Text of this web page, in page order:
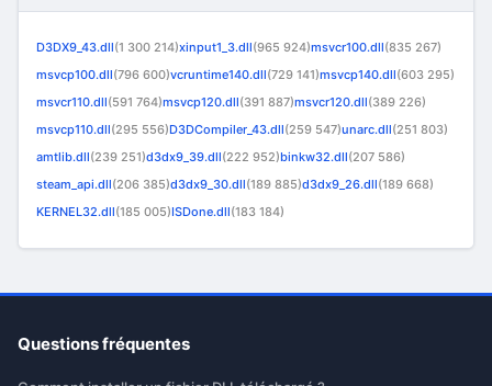
D3DX9_43.dll(1 300 214)xinput1_3.dll(965 924)msvcr100.dll(835 267)
msvcp100.dll(796 600)vcruntime140.dll(729 141)msvcp140.dll(603 295)
msvcr110.dll(591 764)msvcp120.dll(391 887)msvcr120.dll(389 226)
msvcp110.dll(295 556)D3DCompiler_43.dll(259 547)unarc.dll(251 803)
amtlib.dll(239 251)d3dx9_39.dll(222 952)binkw32.dll(207 586)
steam_api.dll(206 385)d3dx9_30.dll(189 885)d3dx9_26.dll(189 668)
KERNEL32.dll(185 005)ISDone.dll(183 184)
Questions fréquentes